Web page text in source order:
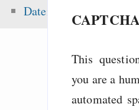
CAPTCHA
This
you are a
automated
Datenschutz